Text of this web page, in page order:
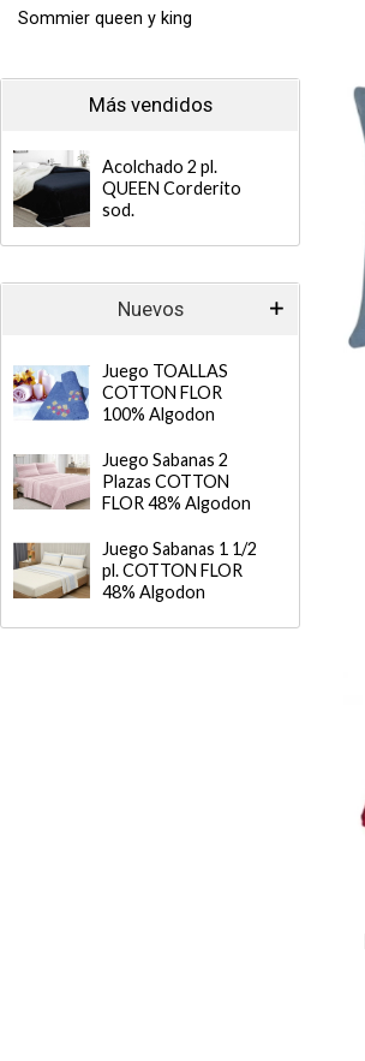
Sommier queen y king
Más vendidos
Acolchado 2 pl.
QUEEN Corderito
sod.
Nuevos
Juego TOALLAS
COTTON FLOR
100% Algodon
Juego Sabanas 2
Plazas COTTON
FLOR 48% Algodon
Juego Sabanas 1 1/2
pl. COTTON FLOR
48% Algodon